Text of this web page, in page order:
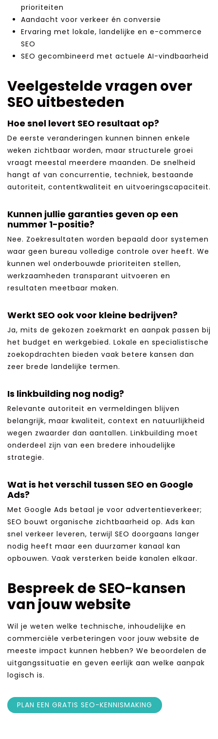
prioriteiten
Aandacht voor verkeer én conversie
Ervaring met lokale, landelijke en e-commerce
SEO
SEO gecombineerd met actuele AI-vindbaarheid
Veelgestelde vragen over
SEO uitbesteden
Hoe snel levert SEO resultaat op?
De eerste veranderingen kunnen binnen enkele
weken zichtbaar worden, maar structurele groei
vraagt meestal meerdere maanden. De snelheid
hangt af van concurrentie, techniek, bestaande
autoriteit, contentkwaliteit en uitvoeringscapaciteit.
Kunnen jullie garanties geven op een
nummer 1-positie?
Nee. Zoekresultaten worden bepaald door systemen
waar geen bureau volledige controle over heeft. We
kunnen wel onderbouwde prioriteiten stellen,
werkzaamheden transparant uitvoeren en
resultaten meetbaar maken.
Werkt SEO ook voor kleine bedrijven?
Ja, mits de gekozen zoekmarkt en aanpak passen bij
het budget en werkgebied. Lokale en specialistische
zoekopdrachten bieden vaak betere kansen dan
zeer brede landelijke termen.
Is linkbuilding nog nodig?
Relevante autoriteit en vermeldingen blijven
belangrijk, maar kwaliteit, context en natuurlijkheid
wegen zwaarder dan aantallen. Linkbuilding moet
onderdeel zijn van een bredere inhoudelijke
strategie.
Wat is het verschil tussen SEO en Google
Ads?
Met Google Ads betaal je voor advertentieverkeer;
SEO bouwt organische zichtbaarheid op. Ads kan
snel verkeer leveren, terwijl SEO doorgaans langer
nodig heeft maar een duurzamer kanaal kan
opbouwen. Vaak versterken beide kanalen elkaar.
Bespreek de SEO-kansen
van jouw website
Wil je weten welke technische, inhoudelijke en
commerciële verbeteringen voor jouw website de
meeste impact kunnen hebben? We beoordelen de
uitgangssituatie en geven eerlijk aan welke aanpak
logisch is.
PLAN EEN GRATIS SEO-KENNISMAKING